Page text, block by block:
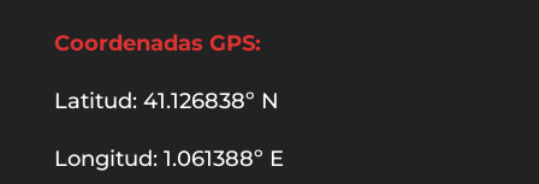
Coordenadas GPS:
Latitud: 41.126838º N
Longitud: 1.061388º E